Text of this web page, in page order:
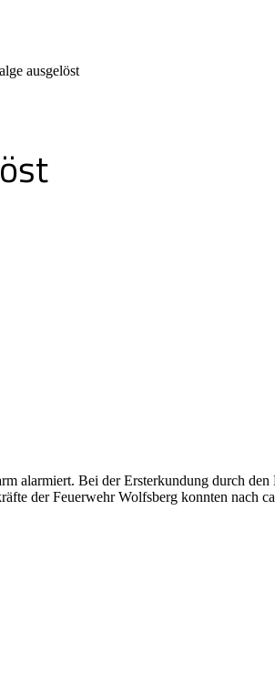
ausgelöst
alarmiert. Bei der Ersterkundung durch
der Feuerwehr Wolfsberg konnten nach